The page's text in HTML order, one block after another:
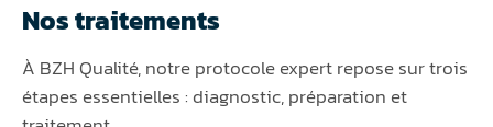
Nos traitements
À BZH Qualité, notre protocole expert repose sur trois
étapes essentielles : diagnostic, préparation et